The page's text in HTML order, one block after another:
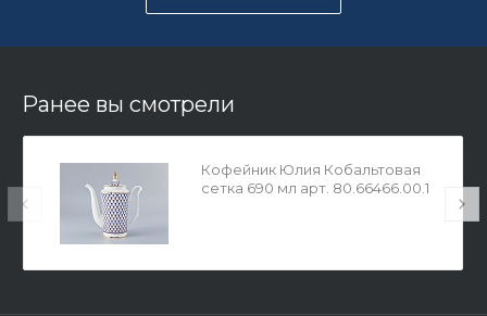
Ранее вы смотрели
Кофейник Юлия Кобальтовая
сетка 690 мл арт. 80.66466.00.1